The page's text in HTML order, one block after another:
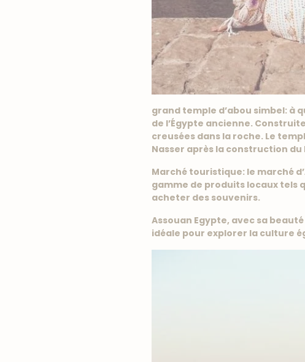
grand temple d’abou simbel: à
de l’Égypte ancienne.
creusées dans la roche. Le
Nasser après la construction
Marché touristique: le marché
gamme de produits locaux tels
acheter des souvenirs.
Assouan Egypte, avec sa
idéale pour explorer la culture